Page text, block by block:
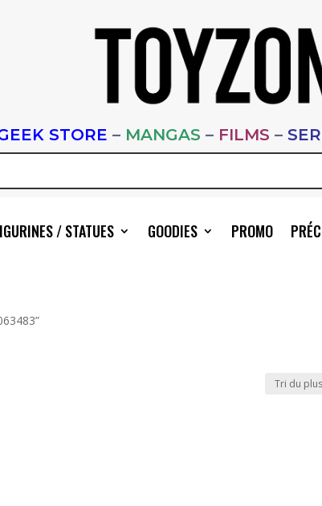
STORE – MANGAS – FILMS –
/ STATUES GOODIES PROMO